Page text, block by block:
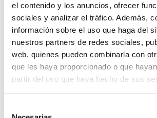
el contenido y los anuncios, ofrecer
sociales y analizar el tráfico. Además,
información sobre el uso que haga del
nuestros partners de redes sociales,
web, quienes pueden combinarla con
que les haya proporcionado o que
partir del uso que haya hecho de sus